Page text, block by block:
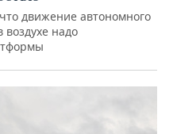
движение автономного
надо